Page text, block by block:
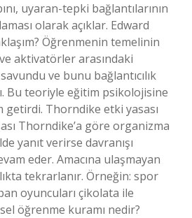
uyaran-tepki bağlantılarının
olarak açıklar. Edward
Öğrenmenin temelinin
aktivatörler arasındaki
ve bunu bağlantıcılık
Bu teoriyle eğitim psikolojisine
getirdi. Thorndike etki yasası
Thorndike’a göre organizma
yanıt verirse davranışı
eder. Amacına ulaşmayan
tekrarlanır. Örneğin: spor
oyuncuları çikolata ile
öğrenme kuramı nedir?